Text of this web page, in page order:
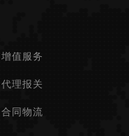
增值服务
代理报关
合同物流